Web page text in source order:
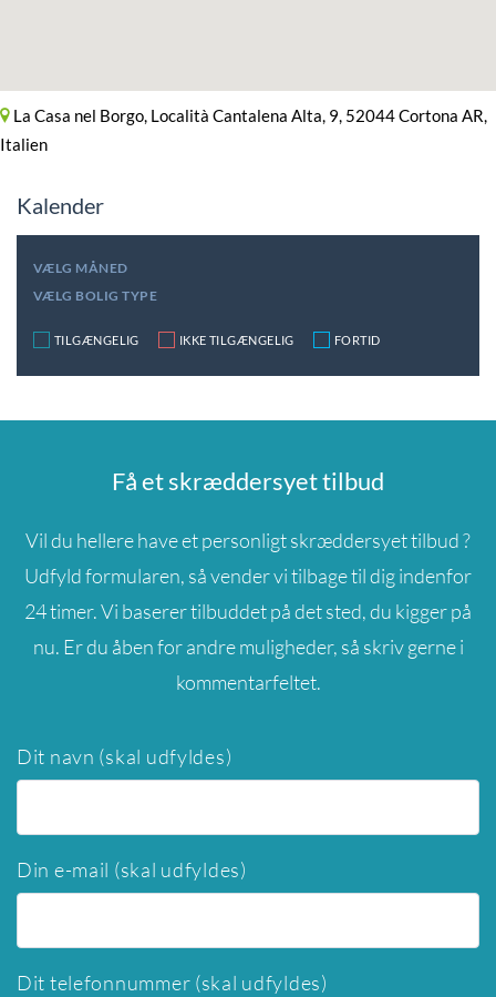
La Casa nel Borgo, Località Cantalena Alta, 9, 52044 Cortona AR,
Italien
Kalender
VÆLG MÅNED
VÆLG BOLIG TYPE
TILGÆNGELIG IKKE TILGÆNGELIG FORTID
Få et skræddersyet tilbud
Vil du hellere have et personligt skræddersyet tilbud ?
Udfyld formularen, så vender vi tilbage til dig indenfor
24 timer. Vi baserer tilbuddet på det sted, du kigger på
nu. Er du åben for andre muligheder, så skriv gerne i
kommentarfeltet.
Dit navn (skal udfyldes)
Din e-mail (skal udfyldes)
Dit telefonnummer (skal udfyldes)